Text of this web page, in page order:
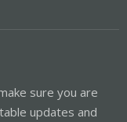
sure you are
updates and